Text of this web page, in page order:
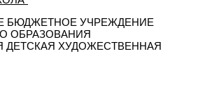
БЮДЖЕТНОЕ УЧРЕЖДЕНИЕ
ОБРАЗОВАНИЯ
ДЕТСКАЯ ХУДОЖЕСТВЕННАЯ